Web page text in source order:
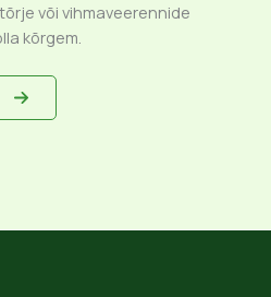
või vihmaveerennide
kõrgem.